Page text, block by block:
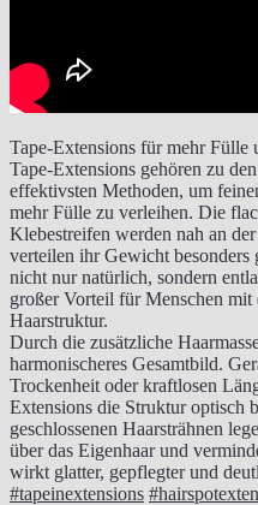
Tape-Extensions für mehr Fülle
Tape-Extensions gehören zu
effektivsten Methoden, um
mehr Fülle zu verleihen. Die
Klebestreifen werden nah an
verteilen ihr Gewicht
nicht nur natürlich, sondern
großer Vorteil für Menschen
Haarstruktur.
Durch die zusätzliche
harmonischeres Gesamtbild.
Trockenheit oder kraftlosen
Extensions die Struktur optisch
geschlossenen Haarsträhnen
über das Eigenhaar und
wirkt glatter, gepflegter und
#tapeinextensions